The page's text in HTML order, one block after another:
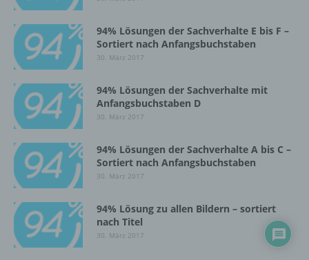
94% Lösungen der Sachverhalte E bis F –
Sortiert nach Anfangsbuchstaben
30. März 2017
94% Lösungen der Sachverhalte mit
Anfangsbuchstaben D
30. März 2017
94% Lösungen der Sachverhalte A bis C –
Sortiert nach Anfangsbuchstaben
30. März 2017
94% Lösung zu allen Bildern – sortiert
nach Titel
30. März 2017
Informationen gesondert aufbewahrt werden
und technischen und organisatorischen
Maßnahmen unterliegen, die gewährleisten,
dass die personenbezogenen Daten nicht
einer identifizierten oder identifizierbaren
natürlichen Person zugewiesen werden.
g) Verantwortlicher oder für die Verarbeitung
Verantwortlicher oder für die Verarbeitung
Verantwortlicher ist die natürliche oder
juristische Person, Behörde, Einrichtung
oder andere Stelle, die allein oder
gemeinsam mit anderen über die Zwecke
und Mittel der Verarbeitung von